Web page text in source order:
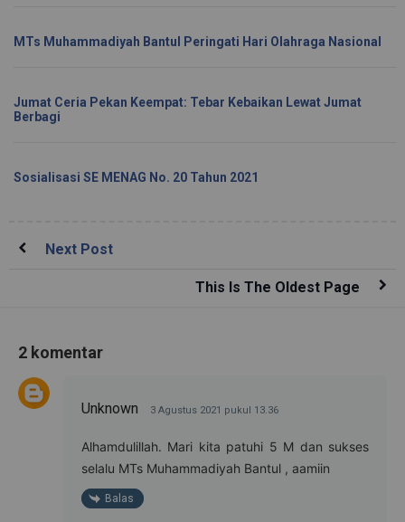
MTs Muhammadiyah Bantul Peringati Hari Olahraga Nasional
Jumat Ceria Pekan Keempat: Tebar Kebaikan Lewat Jumat
Berbagi
Sosialisasi SE MENAG No. 20 Tahun 2021
Next Post
This Is The Oldest Page
2 komentar
Unknown 3 Agustus 2021 pukul 13.36
Alhamdulillah. Mari kita patuhi 5 M dan sukses
selalu MTs Muhammadiyah Bantul , aamiin
Balas